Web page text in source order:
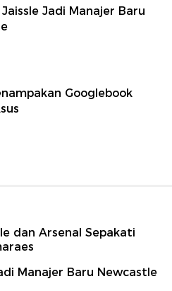
Jadi Manajer Baru
Googlebook
dan Arsenal Sepakati
Manajer Baru Newcastle